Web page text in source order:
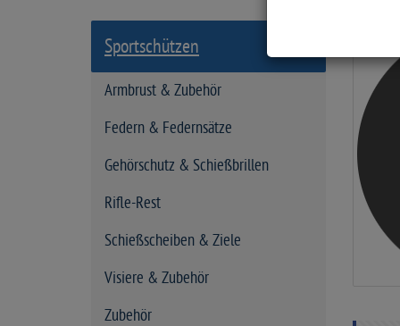
t
i
e
Sportschützen
Armbrust & Zubehör
Federn & Federnsätze
Gehörschutz & Schießbrillen
Rifle-Rest
Schießscheiben & Ziele
Visiere & Zubehör
Zubehör